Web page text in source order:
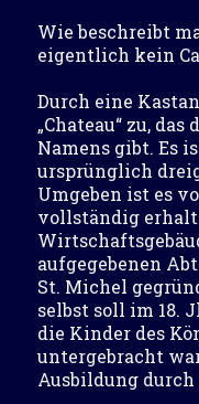
Wie beschreibt
eigentlich kein
Durch eine
„Chateau“ zu,
Namens gibt. Es
ursprünglich
Umgeben ist es
vollständig
aufgegebenen
St. Michel
selbst soll im 18.
die Kinder des
untergebracht
Ausbildung